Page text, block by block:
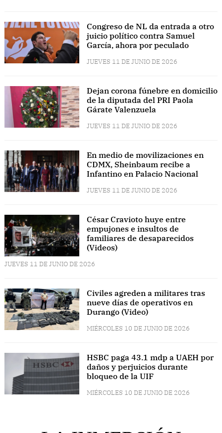
Congreso de NL da entrada a otro
juicio político contra Samuel
García, ahora por peculado
JUEVES 11 DE JUNIO DE 2026
Dejan corona fúnebre en domicilio
de la diputada del PRI Paola
Gárate Valenzuela
JUEVES 11 DE JUNIO DE 2026
En medio de movilizaciones en
CDMX, Sheinbaum recibe a
Infantino en Palacio Nacional
JUEVES 11 DE JUNIO DE 2026
César Cravioto huye entre
empujones e insultos de
familiares de desaparecidos
(Videos)
JUEVES 11 DE JUNIO DE 2026
Civiles agreden a militares tras
nueve días de operativos en
Durango (Video)
MIÉRCOLES 10 DE JUNIO DE 2026
HSBC paga 43.1 mdp a UAEH por
daños y perjuicios durante
bloqueo de la UIF
MIÉRCOLES 10 DE JUNIO DE 2026